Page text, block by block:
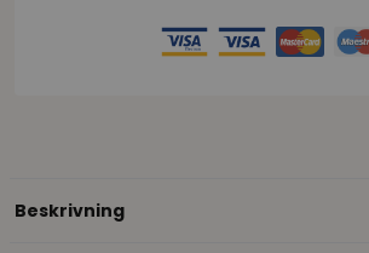
Beskrivning